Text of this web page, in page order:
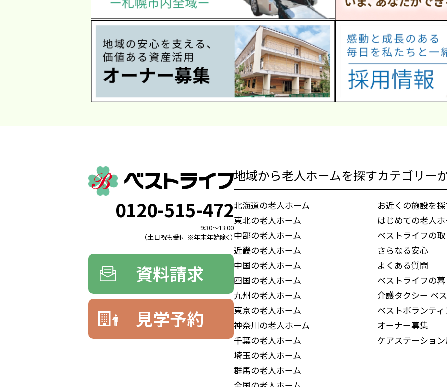
0120-515-472
9:30〜18:00
（土日祝も受付 ※年末年始除く）
資料請求
見学予約
地域から老人ホームを探す
北海道の老人ホーム
東北の老人ホーム
中部の老人ホーム
近畿の老人ホーム
中国の老人ホーム
四国の老人ホーム
九州の老人ホーム
東京の老人ホーム
神奈川の老人ホーム
千葉の老人ホーム
埼玉の老人ホーム
群馬の老人ホーム
カテゴリー
お近くの施設を
はじめての老人
ベストライフの
さらなる安心
よくある質問
ベストライフの
介護タクシー ベ
ベストボランテ
オーナー募集
ケアステーショ